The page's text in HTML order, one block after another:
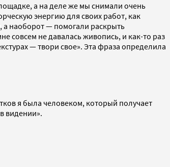
а на деле же мы снимали очень
энергию для своих работ, как
а наоборот — помогали раскрыть
совсем не давалась живопись, и как-то раз
— твори свое». Эта фраза определила
я была человеком, который получает
видении».